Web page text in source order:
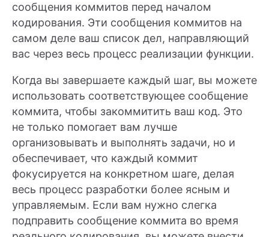
сообщения коммитов перед началом
кодирования. Эти сообщения коммитов на
самом деле ваш список дел, направляющий
вас через весь процесс реализации функции.
Когда вы завершаете каждый шаг, вы можете
использовать соответствующее сообщение
коммита, чтобы закоммитить ваш код. Это
не только помогает вам лучше
организовывать и выполнять задачи, но и
обеспечивает, что каждый коммит
фокусируется на конкретном шаге, делая
весь процесс разработки более ясным и
управляемым. Если вам нужно слегка
подправить сообщение коммита во время